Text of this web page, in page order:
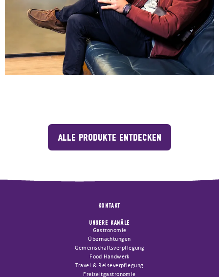
ALLE PRODUKTE ENTDECKEN
KONTAKT
UNSERE KANÄLE
Gastronomie
Übernachtungen
Gemeinschaftsverpflegung
Food Handwerk
Travel & Reiseverpflegung
Freizeitgastronomie